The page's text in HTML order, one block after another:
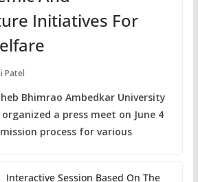
Initiatives For
Patel
Bhimrao Ambedkar University
organized a press meet on June 4
process for various
Interactive Session Based On The